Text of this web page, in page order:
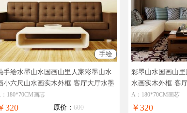
手绘
手绘水墨山水国画山里人家彩墨山水
小六尺山水画实木外框 客厅大厅水墨
水画
180*70CM画芯
320 原价： 600
彩墨山水国画山
水画实木外框 客
A：180*70CM画芯
￥320